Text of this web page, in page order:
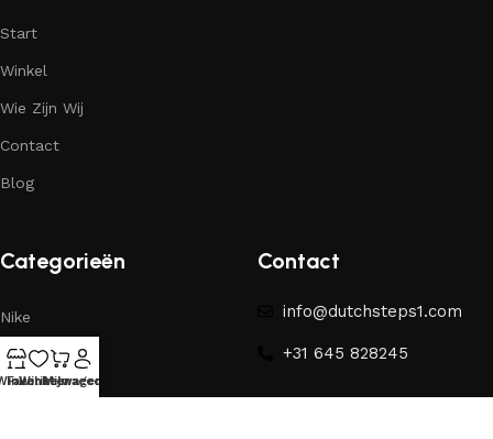
Start
Winkel
Wie Zijn Wij
Contact
Blog
Categorieën
Nike
Yeezy
Contact
info@dutchsteps1.com
+31 645 828245
Favorieten
Winkelwagen
Mijn account